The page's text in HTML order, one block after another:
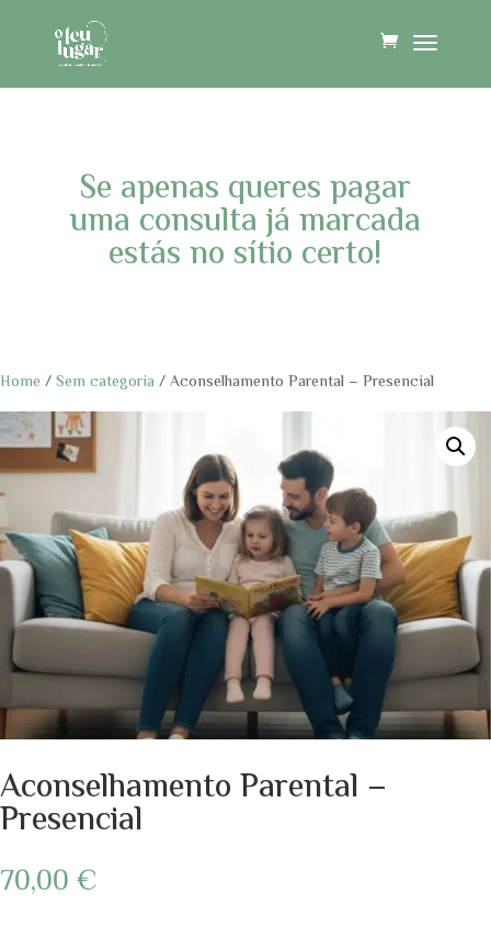
Se apenas queres pagar
uma consulta já marcada
estás no sítio certo!
Home /Sem categoria / Aconselhamento Parental – Presencial
Aconselhamento Parental –
Presencial
70,00 €